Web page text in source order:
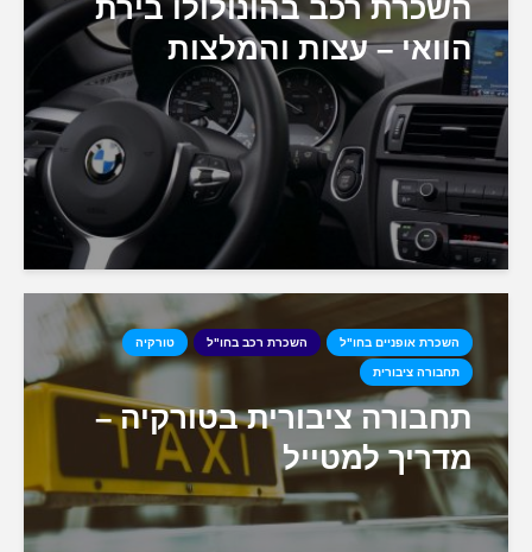
השכרת רכב בהונולולו בירת
הוואי – עצות והמלצות
השכרת אופניים בחו"ל השכרת רכב בחו"ל טורקיה
תחבורה ציבורית
תחבורה ציבורית בטורקיה –
מדריך למטייל